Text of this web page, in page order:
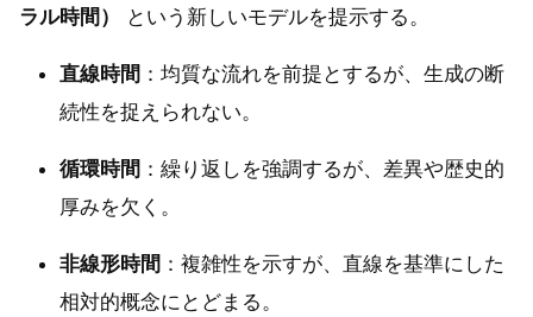
ラル時間）
という新しいモデルを提示する。
直線時間 ：均質な流れを前提とするが、生成の断
続性を捉えられない。
循環時間 ：繰り返しを強調するが、差異や歴史的
厚みを欠く。
非線形時間 ：複雑性を示すが、直線を基準にした
相対的概念にとどまる。